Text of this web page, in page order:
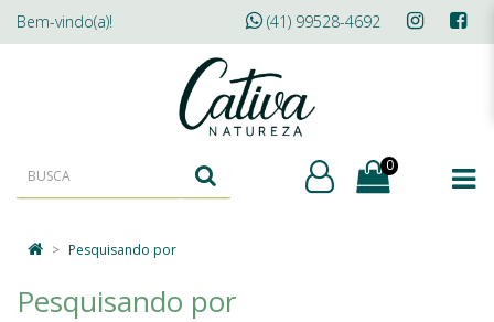
Bem-vindo(a)! (41) 99528-4692
0
Pesquisando por
Pesquisando por